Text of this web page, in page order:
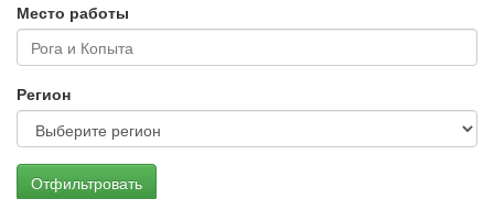
Место работы
Регион
Отфильтровать